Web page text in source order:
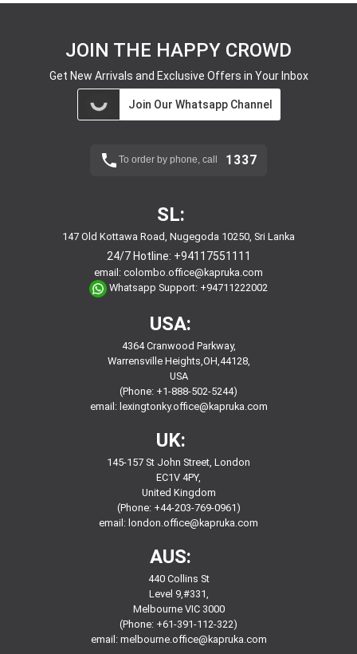
JOIN THE HAPPY CROWD
Get New Arrivals and Exclusive Offers in Your Inbox
Join Our Whatsapp Channel
To order by phone, call 1337
SL:
147 Old Kottawa Road, Nugegoda 10250, Sri Lanka
24/7 Hotline: +94117551111
email: colombo.office@kapruka.com
Whatsapp Support: +94711222002
USA:
4364 Cranwood Parkway,
Warrensville Heights,OH,44128,
USA
(Phone: +1-888-502-5244)
email: lexingtonky.office@kapruka.com
UK:
145-157 St John Street, London
EC1V 4PY,
United Kingdom
(Phone: +44-203-769-0961)
email: london.office@kapruka.com
AUS:
440 Collins St
Level 9,#331,
Melbourne VIC 3000
(Phone: +61-391-112-322)
email: melbourne.office@kapruka.com